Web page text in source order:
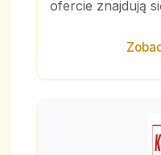
ofercie znajdują